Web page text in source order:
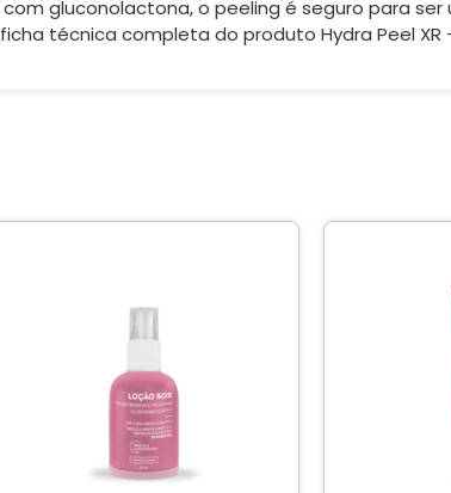
gluconolactona, o peeling é seguro para
técnica completa do produto Hydra Peel XR